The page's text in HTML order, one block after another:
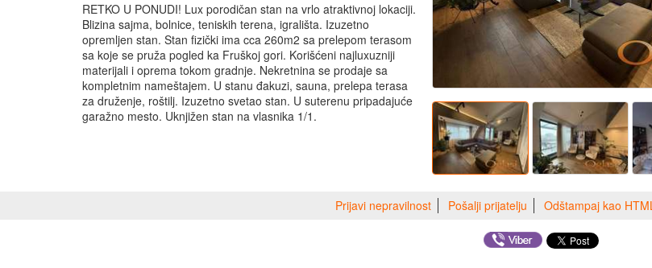
RETKO U PONUDI! Lux porodičan stan na vrlo atraktivnoj lokaciji.
Blizina sajma, bolnice, teniskih terena, igrališta. Izuzetno
opremljen stan. Stan fizički ima cca 260m2 sa prelepom terasom
sa koje se pruža pogled ka Fruškoj gori. Korišćeni najluxuzniji
materijali i oprema tokom gradnje. Nekretnina se prodaje sa
kompletnim nameštajem. U stanu đakuzi, sauna, prelepa terasa
za druženje, roštilj. Izuzetno svetao stan. U suterenu pripadajuće
garažno mesto. Uknjižen stan na vlasnika 1/1.
Prijavi nepravilnost Pošalji prijatelju Odštampaj kao